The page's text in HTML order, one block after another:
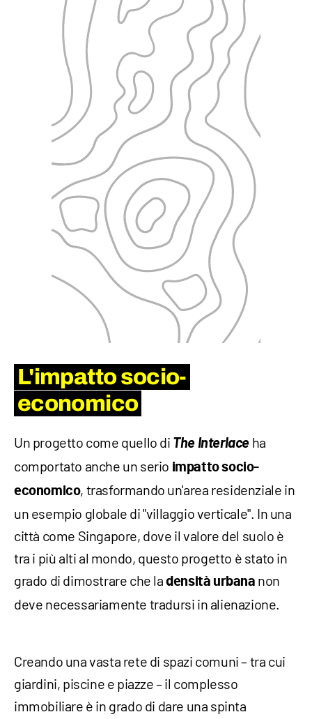
L'impatto socio-
economico
Un progetto come quello di The Interlace ha
comportato anche un serio impatto socio-
economico, trasformando un'area residenziale in
un esempio globale di "villaggio verticale". In una
città come Singapore, dove il valore del suolo è
tra i più alti al mondo, questo progetto è stato in
grado di dimostrare che ladensità urbana non
deve necessariamente tradursi in alienazione.
Creando una vasta rete di spazi comuni – tra cui
giardini, piscine e piazze – il complesso
immobiliare è in grado di dare una spinta